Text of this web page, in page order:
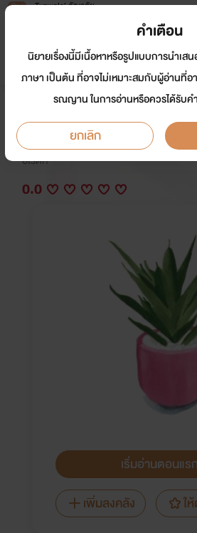
Tunwalai ธัญวลัย
หน้าแรก นิยาย อีบุ๊ก การ์ตูน
ปิดปรับปรุง
นักเขียน: supidada
อีโรติก
0.0
เริ่มอ่านตอนแรก
เพิ่มลงคลัง
ใ
คำเตือน
นิยายเรื่องนี้มีเนื้อหาหรือรูปแบบการนำเส
ภาษา เป็นต้น ที่อาจไม่เหมาะสมกับผู้อ่านที่อ
รณญาน ในการอ่านหรือควรได้รับค
ยกเลิก